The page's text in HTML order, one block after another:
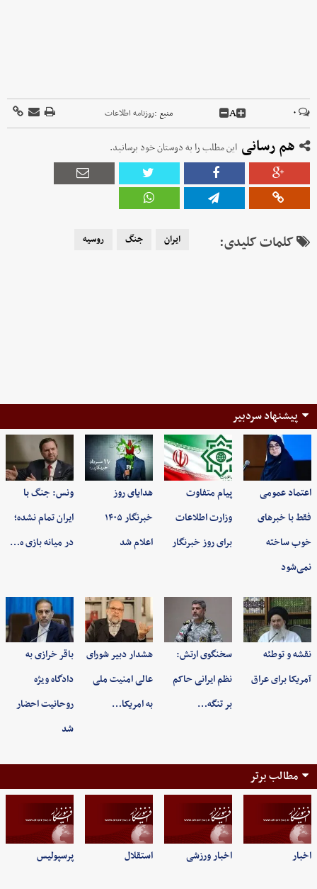
۰ A منبع :روزنامه اطلاعات
هم رسانی این مطلب را به دوستان خود برسانید.
کلمات کلیدی: ایران جنگ روسیه
پیشنهاد سردبیر
اعتماد عمومی
فقط با خبرهای
خوب ساخته
نمی‌شود
پیام متفاوت
وزارت اطلاعات
برای روز خبرنگار
هدایای روز
خبرنگار ۱۴۰۵
اعلام شد
ونس: جنگ با
ایران تمام نشده؛
در میانه بازی ه…
نقشه و توطئه
آمریکا برای عراق
سخنگوی ارتش:
نظم ایرانی حاکم
بر تنگه…
هشدار دبیر شورای
عالی امنیت ملی
به امریکا…
باقر خرازی به
دادگاه ویژه
روحانیت احضار
شد
مطالب برتر
اخبار اخبار ورزشی استقلال پرسپولیس